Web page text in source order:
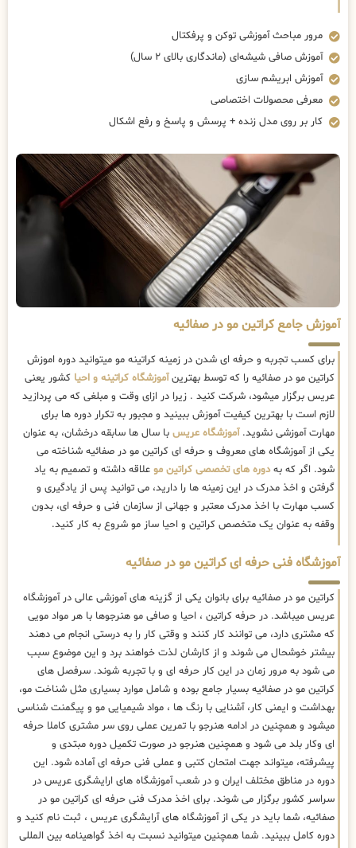
مرور مباحث آموزشی توکن و پرفکتال
آموزش صافی شیشه‌ای (ماندگاری بالای ۲ سال)
آموزش ابریشم سازی
معرفی محصولات اختصاصی
کار بر روی مدل زنده + پرسش و پاسخ و رفع اشکال
آموزش جامع کراتین مو در صفائیه
برای کسب تجربه و حرفه ای شدن در زمینه کراتینه مو میتوانید دوره اموزش
کراتین مو در صفائیه را که توسط بهترینآموزشگاه کراتینه و احیا کشور یعنی
عریس برگزار میشود، شرکت کنید . زیرا در ازای وقت و مبلغی که می پردازید
لازم است با بهترین کیفیت آموزش ببینید و مجبور به تکرار دوره ها برای
مهارت آموزشی نشوید.آموزشگاه عریس با سال ها سابقه درخشان، به عنوان
یکی از آموزشگاه های معروف و حرفه ای کراتین مو در صفائیه شناخته می
شود. اگر که بهدوره های تخصصی کراتین مو علاقه داشته و تصمیم به یاد
گرفتن و اخذ مدرک در این زمینه ها را دارید، می توانید پس از یادگیری و
کسب مهارت با اخذ مدرک معتبر و جهانی از سازمان فنی و حرفه ای، بدون
وقفه به عنوان یک متخصص کراتین و احیا ساز مو شروع به کار کنید.
آموزشگاه فنی حرفه ای کراتین مو در صفائیه
کراتین مو در صفائیه برای بانوان یکی از گزینه های آموزشی عالی در آموزشگاه
عریس میباشد. در حرفه کراتین ، احیا و صافی مو هنرجوها با هر مواد مویی
که مشتری دارد، می توانند کار کنند و وقتی کار را به درستی انجام می دهند
بیشتر خوشحال می شوند و از کارشان لذت خواهند برد و این موضوع سبب
می شود به مرور زمان در این کار حرفه ای و با تجربه شوند. سرفصل های
کراتین مو در صفائیه بسیار جامع بوده و شامل موارد بسیاری مثل شناخت مو،
بهداشت و ایمنی کار، آشنایی با رنگ ها ، مواد شیمیایی مو و پیگمنت شناسی
میشود و همچنین در ادامه هنرجو با تمرین عملی روی سر مشتری کاملا حرفه
ای وکار بلد می شود و همچنین هنرجو در صورت تکمیل دوره مبتدی و
پیشرفته، میتواند جهت امتحان کتبی و عملی فنی حرفه ای آماده شود. این
دوره در مناطق مختلف ایران و در شعب آموزشگاه های ارایشگری عریس در
سراسر کشور برگزار می شوند. برای اخذ مدرک فنی حرفه ای کراتین مو در
صفائیه، شما باید در یکی از آموزشگاه های آرایشگری عریس ، ثبت نام کنید و
دوره کامل ببینید. شما همچنین میتوانید نسبت به اخذ گواهینامه بین المللی